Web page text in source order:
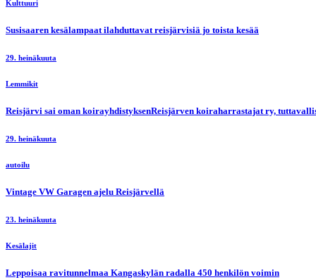
Kulttuuri
Susisaaren kesälampaat ilahduttavat reisjärvisiä jo toista kesää
29. heinäkuuta
Lemmikit
Reisjärvi sai oman koirayhdistyksenReisjärven koiraharrastajat ry,
29. heinäkuuta
autoilu
Vintage VW Garagen ajelu Reisjärvellä
23. heinäkuuta
Kesälajit
Leppoisaa ravitunnelmaa Kangaskylän radalla 450 henkilön voimin